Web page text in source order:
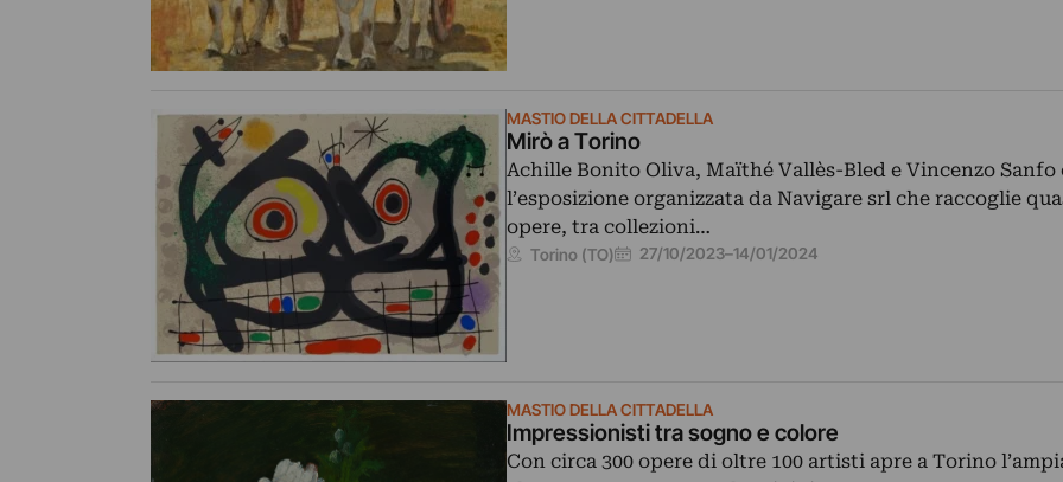
MASTIO DELLA CITTADELLA
Mirò a Torino
Achille Bonito Oliva, Maïthé Vallès-Bled e Vincenzo Sanfo
l’esposizione organizzata da Navigare srl che raccoglie
opere, tra collezioni…
Torino (TO) 27/10/2023–14/01/2024
MASTIO DELLA CITTADELLA
Impressionisti tra sogno e colore
Con circa 300 opere di oltre 100 artisti apre a Torino